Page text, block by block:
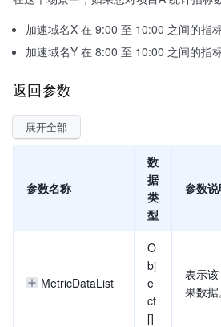
加速域名X 在 9:00 至 10:00 之间的指标
加速域名Y 在 8:00 至 10:00 之间的指标
返回参数
展开全部
参数名称
数
据
类
型
参数
MetricDataList
O
bj
e
ct
[]
表示
果数据。